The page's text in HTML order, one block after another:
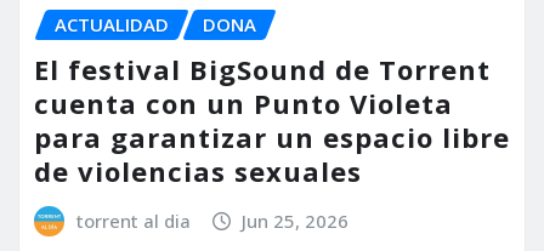
ACTUALIDAD DONA
El festival BigSound de Torrent
cuenta con un Punto Violeta
para garantizar un espacio libre
de violencias sexuales
torrent al dia Jun 25, 2026